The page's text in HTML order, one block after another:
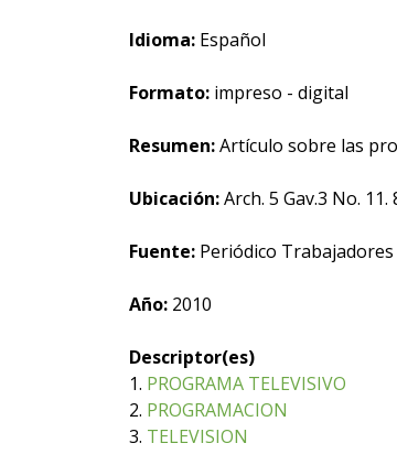
Idioma: Español
Formato: impreso - digital
Resumen:Artículo sobre las
Ubicación:Arch. 5 Gav.3 No. 11.
Fuente: Periódico Trabajadores
Año: 2010
Descriptor(es)
1. PROGRAMA TELEVISIVO
2. PROGRAMACION
3. TELEVISION